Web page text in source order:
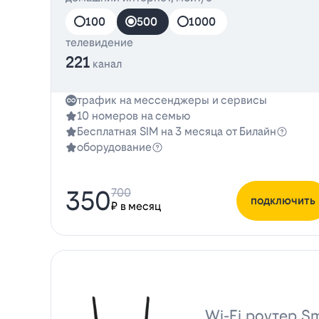
100
500
1000
телевидение
221 канал
трафик на мессенджеры и сервисы
10 номеров на семью
Бесплатная SIM на 3 месяца от Билайн
оборудование
350₽ в месяц
700
подключить